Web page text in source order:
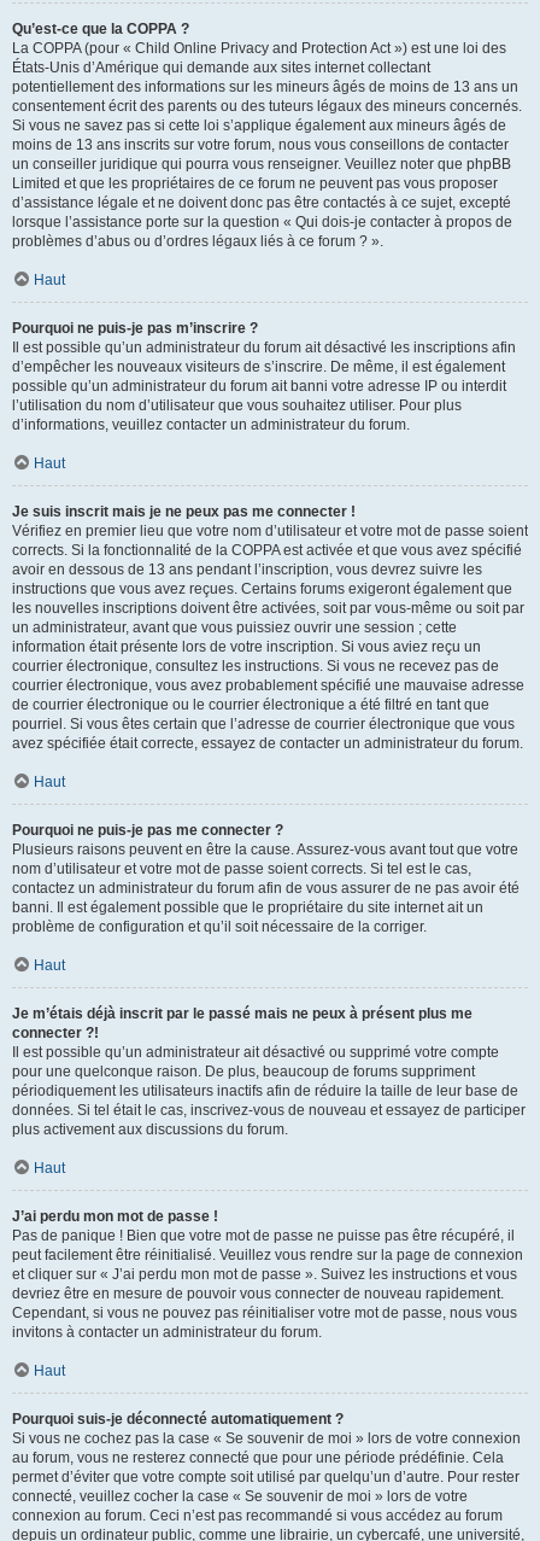
Qu’est-ce que la COPPA ?
La COPPA (pour « Child Online Privacy and Protection Act ») est une loi des
États-Unis d’Amérique qui demande aux sites internet collectant
potentiellement des informations sur les mineurs âgés de moins de 13 ans un
consentement écrit des parents ou des tuteurs légaux des mineurs concernés.
Si vous ne savez pas si cette loi s’applique également aux mineurs âgés de
moins de 13 ans inscrits sur votre forum, nous vous conseillons de contacter
un conseiller juridique qui pourra vous renseigner. Veuillez noter que phpBB
Limited et que les propriétaires de ce forum ne peuvent pas vous proposer
d’assistance légale et ne doivent donc pas être contactés à ce sujet, excepté
lorsque l’assistance porte sur la question « Qui dois-je contacter à propos de
problèmes d’abus ou d’ordres légaux liés à ce forum ? ».
Haut
Pourquoi ne puis-je pas m’inscrire ?
Il est possible qu’un administrateur du forum ait désactivé les inscriptions afin
d’empêcher les nouveaux visiteurs de s’inscrire. De même, il est également
possible qu’un administrateur du forum ait banni votre adresse IP ou interdit
l’utilisation du nom d’utilisateur que vous souhaitez utiliser. Pour plus
d’informations, veuillez contacter un administrateur du forum.
Haut
Je suis inscrit mais je ne peux pas me connecter !
Vérifiez en premier lieu que votre nom d’utilisateur et votre mot de passe soient
corrects. Si la fonctionnalité de la COPPA est activée et que vous avez spécifié
avoir en dessous de 13 ans pendant l’inscription, vous devrez suivre les
instructions que vous avez reçues. Certains forums exigeront également que
les nouvelles inscriptions doivent être activées, soit par vous-même ou soit par
un administrateur, avant que vous puissiez ouvrir une session ; cette
information était présente lors de votre inscription. Si vous aviez reçu un
courrier électronique, consultez les instructions. Si vous ne recevez pas de
courrier électronique, vous avez probablement spécifié une mauvaise adresse
de courrier électronique ou le courrier électronique a été filtré en tant que
pourriel. Si vous êtes certain que l’adresse de courrier électronique que vous
avez spécifiée était correcte, essayez de contacter un administrateur du forum.
Haut
Pourquoi ne puis-je pas me connecter ?
Plusieurs raisons peuvent en être la cause. Assurez-vous avant tout que votre
nom d’utilisateur et votre mot de passe soient corrects. Si tel est le cas,
contactez un administrateur du forum afin de vous assurer de ne pas avoir été
banni. Il est également possible que le propriétaire du site internet ait un
problème de configuration et qu’il soit nécessaire de la corriger.
Haut
Je m’étais déjà inscrit par le passé mais ne peux à présent plus me
connecter ?!
Il est possible qu’un administrateur ait désactivé ou supprimé votre compte
pour une quelconque raison. De plus, beaucoup de forums suppriment
périodiquement les utilisateurs inactifs afin de réduire la taille de leur base de
données. Si tel était le cas, inscrivez-vous de nouveau et essayez de participer
plus activement aux discussions du forum.
Haut
J’ai perdu mon mot de passe !
Pas de panique ! Bien que votre mot de passe ne puisse pas être récupéré, il
peut facilement être réinitialisé. Veuillez vous rendre sur la page de connexion
et cliquer sur « J’ai perdu mon mot de passe ». Suivez les instructions et vous
devriez être en mesure de pouvoir vous connecter de nouveau rapidement.
Cependant, si vous ne pouvez pas réinitialiser votre mot de passe, nous vous
invitons à contacter un administrateur du forum.
Haut
Pourquoi suis-je déconnecté automatiquement ?
Si vous ne cochez pas la case « Se souvenir de moi » lors de votre connexion
au forum, vous ne resterez connecté que pour une période prédéfinie. Cela
permet d’éviter que votre compte soit utilisé par quelqu’un d’autre. Pour rester
connecté, veuillez cocher la case « Se souvenir de moi » lors de votre
connexion au forum. Ceci n’est pas recommandé si vous accédez au forum
depuis un ordinateur public, comme une librairie, un cybercafé, une université,